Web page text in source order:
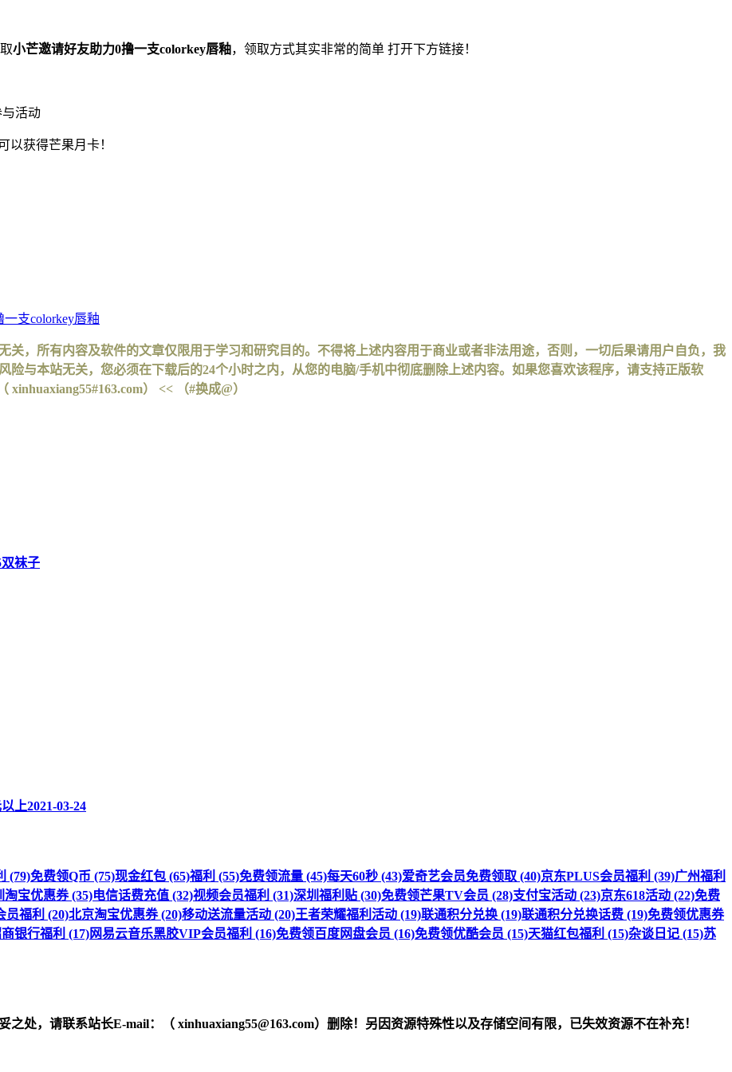
小芒邀请好友助力0撸一支colorkey唇釉，领取方式其实非常的简单 打开下方链接！
活动
以获得芒果月卡！
支colorkey唇釉
关，所有内容及软件的文章仅限用于学习和研究目的。不得将上述内容用于商业或者非法用途，否则，一切后果请用户自负，我
险与本站无关，您必须在下载后的24个小时之内，从您的电脑/手机中彻底删除上述内容。如果您喜欢该程序，请支持正版软
） << （#换成@）
袜子
上2021-03-24
(79)免费领Q币 (75)现金红包 (65)福利 (55)免费领流量 (45)每天60秒 (43)爱奇艺会员免费领取 (40)京东PLUS会员福利 (39)广州福利
淘宝优惠券 (35)电信话费充值 (32)视频会员福利 (31)深圳福利贴 (30)免费领芒果TV会员 (28)支付宝活动 (23)京东618活动 (22)免费
员福利 (20)北京淘宝优惠券 (20)移动送流量活动 (20)王者荣耀福利活动 (19)联通积分兑换 (19)联通积分兑换话费 (19)免费领优惠券
银行福利 (17)网易云音乐黑胶VIP会员福利 (16)免费领百度网盘会员 (16)免费领优酷会员 (15)天猫红包福利 (15)杂谈日记 (15)苏
之处，请联系站长E-mail：（ xinhuaxiang55@163.com）删除！另因资源特殊性以及存储空间有限，已失效资源不在补充！